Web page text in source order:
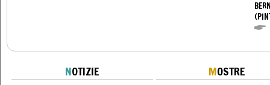
NOTIZIE MOSTRE